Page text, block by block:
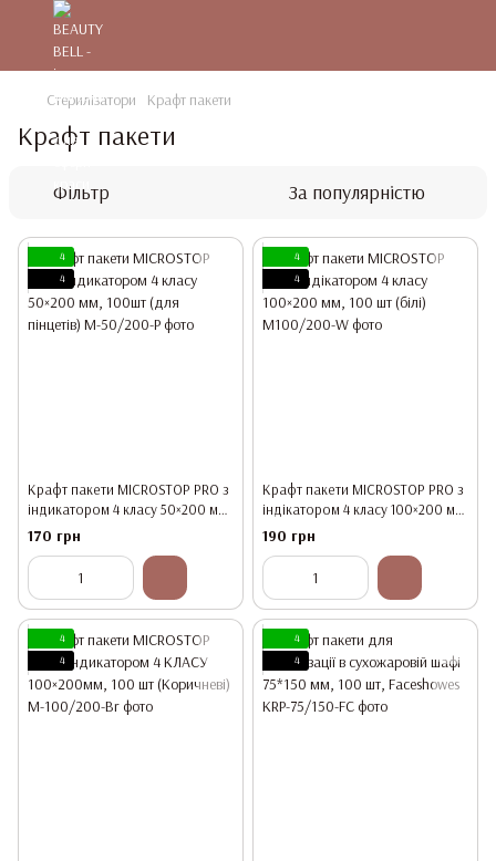
Стерилізатори Крафт пакети
Крафт пакети
Фільтр За популярністю
4
4
Крафт пакети MICROSTOP PRO з
індикатором 4 класу 50×200 мм,
100шт (для пінцетів)
170 грн
4
4
Крафт пакети MICROSTOP PRO з
індікатором 4 класу 100×200 мм,
100 шт (білі)
190 грн
4
4
4
4